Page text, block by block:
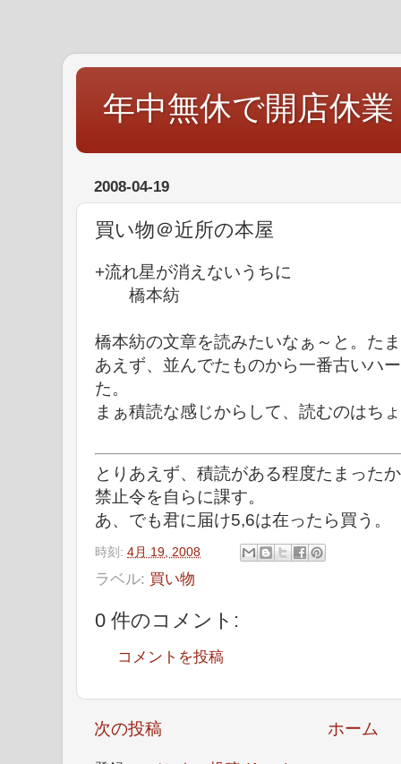
年中無休で開店休業
2008-04-19
買い物＠近所の本屋
+流れ星が消えないうちに
橋本紡
橋本紡の文章を読みたいなぁ～と。た
あえず、並んでたものから一番古いハ
た。
まぁ積読な感じからして、読むのはち
とりあえず、積読がある程度たまった
禁止令を自らに課す。
あ、でも君に届け5,6は在ったら買う。
時刻: 4月 19, 2008
ラベル: 買い物
0 件のコメント:
コメントを投稿
次の投稿 ホーム